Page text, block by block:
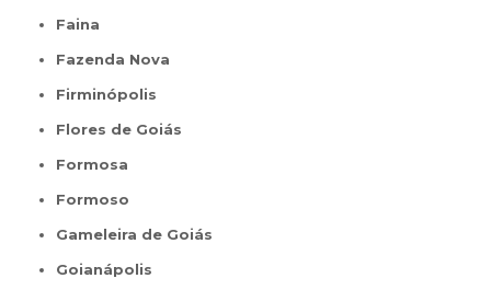
Faina
Fazenda Nova
Firminópolis
Flores de Goiás
Formosa
Formoso
Gameleira de Goiás
Goianápolis